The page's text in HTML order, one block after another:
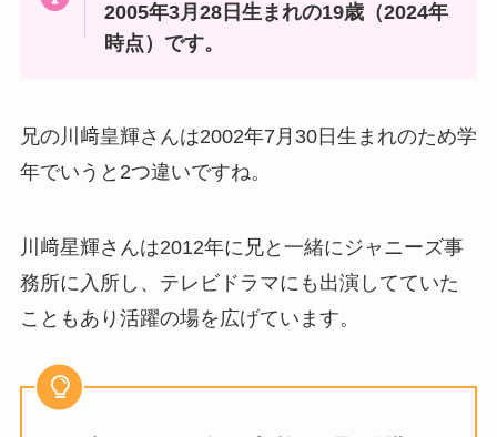
2005年3月28日生まれの19歳（2024年
時点）です。
兄の川﨑皇輝さんは2002年7月30日生まれのため学
年でいうと2つ違いですね。
川﨑星輝さんは2012年に兄と一緒にジャニーズ事
務所に入所し、テレビドラマにも出演してていた
こともあり活躍の場を広げています。